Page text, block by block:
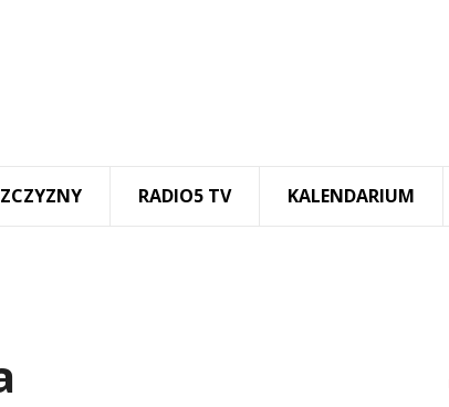
RADIO5 TV KALENDARIUM